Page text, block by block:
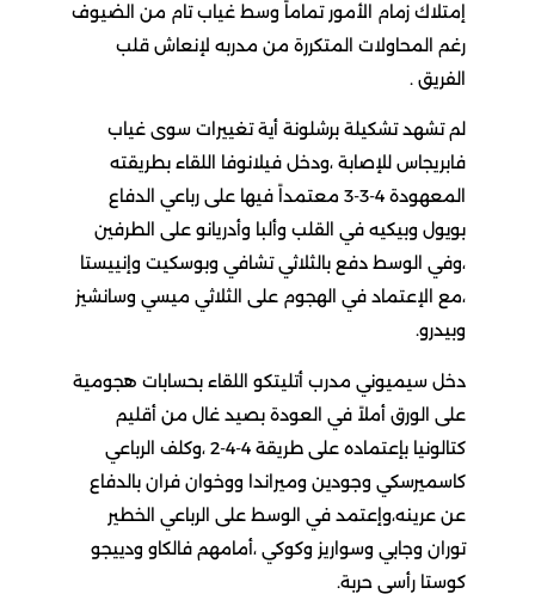
إمتلاك زمام الأمور تماماً وسط غياب تام من الضيوف
رغم المحاولات المتكررة من مدربه لإنعاش قلب
لم تشهد تشكيلة برشلونة أية تغييرات سوى غياب
فابريجاس للإصابة ،ودخل فيلانوفا اللقاء بطريقته
المعهودة 4-3-3 معتمداً فيها على رباعي الدفاع
بويول وبيكيه في القلب وألبا وأدريانو على الطرفين
،وفي الوسط دفع بالثلاثي تشافي وبوسكيت وإنييستا
،مع الإعتماد في الهجوم على الثلاثي ميسي وسانشيز
دخل سيميوني مدرب أتليتكو اللقاء بحسابات هجومية
على الورق أملاً في العودة بصيد غال من أقليم
كتالونيا بإعتماده على طريقة 4-4-2 ،وكلف الرباعي
كاسميرسكي وجودين وميراندا ووخوان فران بالدفاع
عن عرينه،وإعتمد في الوسط على الرباعي الخطير
توران وجابي وسواريز وكوكي ،أمامهم فالكاو ودييجو
كوستا رأسي حربة.